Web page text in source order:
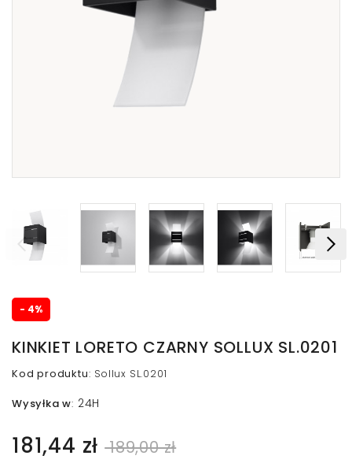
- 4%
KINKIET LORETO CZARNY SOLLUX SL.0201
Kod produktu: Sollux SL.0201
Wysyłka w: 24H
181,44 zł 189,00 zł